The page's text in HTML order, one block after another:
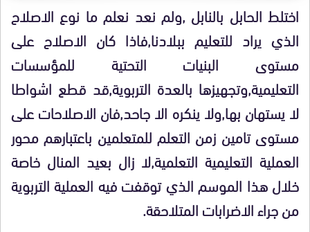
اختلط الحابل بالنابل ,ولم نعد نعلم ما نوع الاصلاح
الذي يراد للتعليم ببلادنا,فاذا كان الاصلاح على
مستوى البنيات التحتية للمؤسسات
التعليمية,وتجهيزها بالعدة التربوية,قد قطع اشواطا
لا يستهان بها,ولا ينكره الا جاحد,فان الاصلاحات على
مستوى تامين زمن التعلم للمتعلمين باعتبارهم محور
العملية التعليمية التعلمية,لا زال بعيد المنال خاصة
خلال هذا الموسم الذي توقفت فيه العملية التربوية
من جراء الاضرابات المتلاحقة.